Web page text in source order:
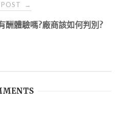
→
酬體驗嗎?廠商該如何判別?